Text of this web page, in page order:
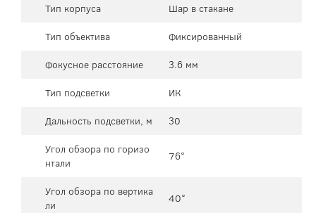
Тип корпуса
Шар в стакане
Тип объектива
Фиксированный
Фокусное расстояние
3.6 мм
Тип подсветки
ИК
Дальность подсветки, м
30
Угол обзора по горизо
нтали
76°
Угол обзора по вертика
ли
40°